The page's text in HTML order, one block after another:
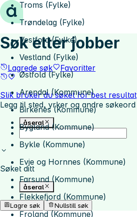
Hopp til innhold
Søk etter jobber
Lagrede søk Favoritter
Slik bruker du søket for best resultat
Legg til sted, yrker og andre søkeord
åseral
Troms (Fylke)
Trøndelag (Fylke)
Vestfold (Fylke)
Vestland (Fylke)
Østfold (Fylke)
Arendal (Kommune)
Birkenes (Kommune)
Bygland (Kommune)
Bykle (Kommune)
Evje og Hornnes (Kommune)
Farsund (Kommune)
Flekkefjord (Kommune)
Froland (Kommune)
Søket ditt
åseral
Lagre søk Nullstill søk